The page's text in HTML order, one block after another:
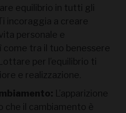
equilibrio in tutti gli
incoraggia a creare
personale e
come tra il tuo benessere
per l’equilibrio ti
e realizzazione.
L’apparizione
che il cambiamento è